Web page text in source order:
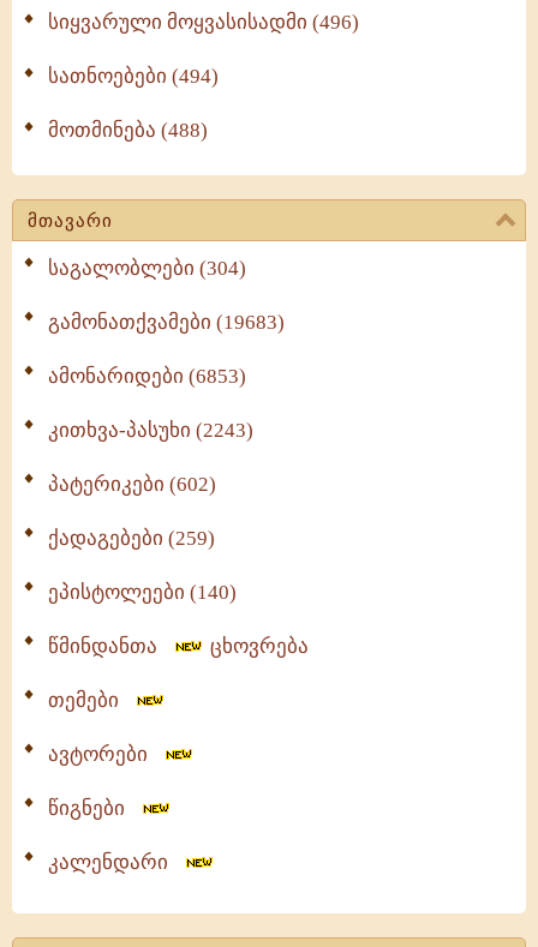
სიყვარული მოყვასისადმი (496)
სათნოებები (494)
მოთმინება (488)
მთავარი
საგალობლები (304)
გამონათქვამები (19683)
ამონარიდები (6853)
კითხვა-პასუხი (2243)
პატერიკები (602)
ქადაგებები (259)
ეპისტოლეები (140)
წმინდანთა ცხოვრება
თემები
ავტორები
წიგნები
კალენდარი